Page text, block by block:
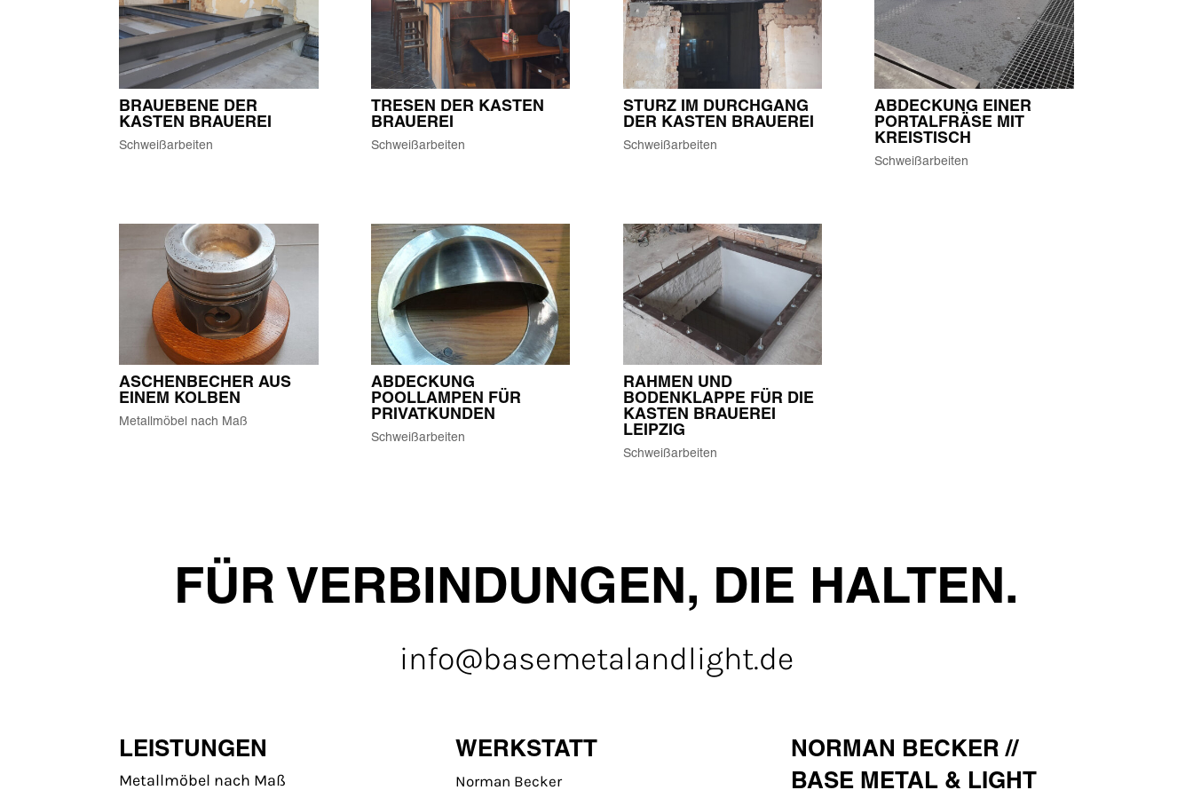
BRAUEBENE DER
KASTEN BRAUEREI
Schweißarbeiten
TRESEN DER KASTEN
BRAUEREI
Schweißarbeiten
STURZ IM DURCHGANG
DER KASTEN BRAUEREI
Schweißarbeiten
ABDECKUNG EINER
PORTALFRÄSE MIT
KREISTISCH
Schweißarbeiten
ASCHENBECHER AUS
EINEM KOLBEN
Metallmöbel nach Maß
ABDECKUNG
POOLLAMPEN FÜR
PRIVATKUNDEN
Schweißarbeiten
RAHMEN UND
BODENKLAPPE FÜR DIE
KASTEN BRAUEREI
LEIPZIG
Schweißarbeiten
FÜR VERBINDUNGEN, DIE HALTEN.
info@basemetalandlight.de
LEISTUNGEN
Metallmöbel nach Maß
WERKSTATT
Norman Becker
NORMAN BECKER //
BASE METAL & LIGHT